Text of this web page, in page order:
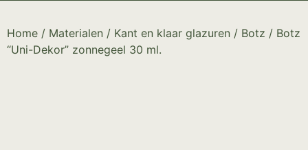
Home / Materialen / Kant en klaar glazuren / Botz / Botz
“Uni-Dekor” zonnegeel 30 ml.